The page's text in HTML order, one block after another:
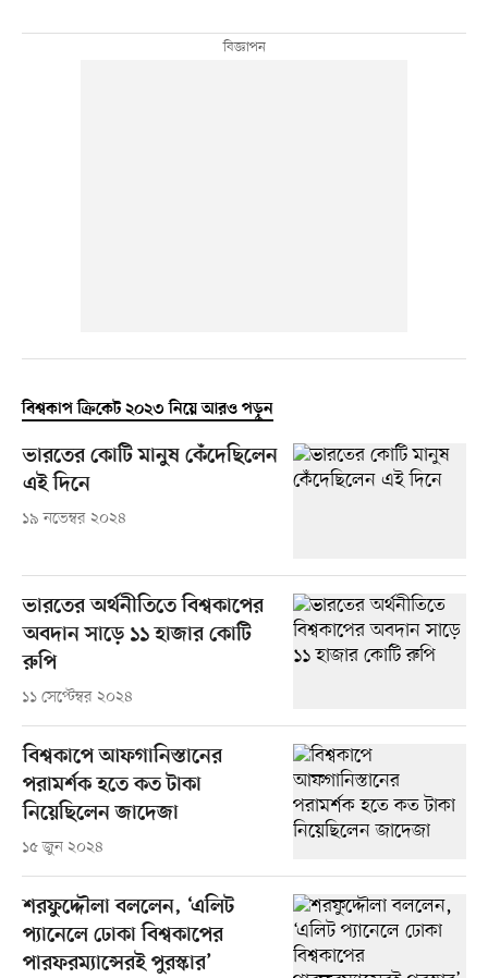
বিশ্বকাপ ক্রিকেট ২০২৩ নিয়ে আরও পড়ুন
ভারতের কোটি মানুষ কেঁদেছিলেন
এই দিনে
১৯ নভেম্বর ২০২৪
ভারতের অর্থনীতিতে বিশ্বকাপের
অবদান সাড়ে ১১ হাজার কোটি
রুপি
১১ সেপ্টেম্বর ২০২৪
বিশ্বকাপে আফগানিস্তানের
পরামর্শক হতে কত টাকা
নিয়েছিলেন জাদেজা
১৫ জুন ২০২৪
শরফুদ্দৌলা বললেন, ‘এলিট
প্যানেলে ঢোকা বিশ্বকাপের
পারফরম্যান্সেরই পুরস্কার’